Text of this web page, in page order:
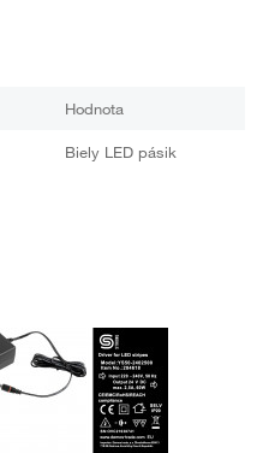
Hodnota
Biely LED pásik